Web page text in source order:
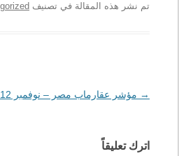
تم نشر هذه المقالة في تصنيف
تصفّح
→ مؤشر عقارماب مصر – نوفمبر 2012
اترك تعليقاً